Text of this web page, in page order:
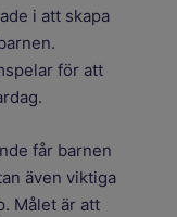
i att skapa
för att
får barnen
även viktiga
Målet är att